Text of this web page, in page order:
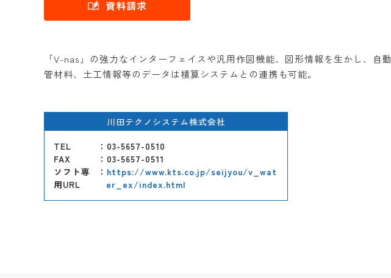
資料請求
「V-nas」の強力なインターフェイスや汎用作図機能、図形情報を生かし、
管材料、土工情報等のデータは積算システムとの連携も可能。
川田テクノシステム株式会社
TEL
：03-5657-0510
FAX
：03-5657-0511
ソフト専
用URL
： https://www.kts.co.jp/seijyou/v_wat
er_ex/index.html